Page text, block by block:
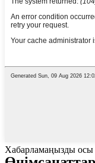
Хабарламаңызды осы